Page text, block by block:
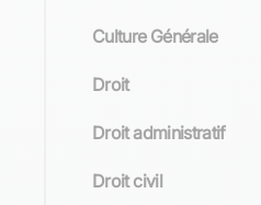
Culture Générale
Droit
Droit administratif
Droit civil